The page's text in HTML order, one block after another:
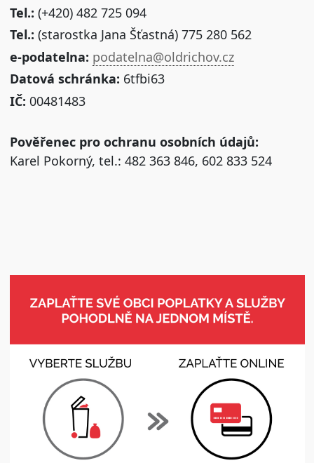
Tel.: (+420) 482 725 094
Tel.: (starostka Jana Šťastná) 775 280 562
e-podatelna: podatelna@oldrichov.cz
Datová schránka: 6tfbi63
IČ: 00481483
Pověřenec pro ochranu osobních údajů:
Karel Pokorný, tel.: 482 363 846, 602 833 524